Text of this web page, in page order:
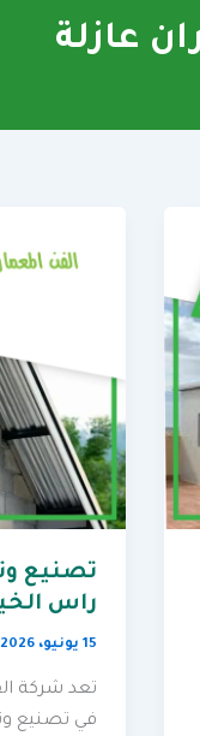
عازلة
تصنيع
راس
15 يونيو، 2026
تعد شركة
في تصنيع